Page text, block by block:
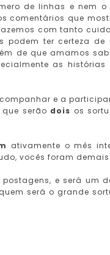
de linhas e nem o
comentários que
com tanto
podem ter certeza de
de que amamos
as histórias
e a
serão dois os
ativamente o mês
vocês foram
e será um
será o grande